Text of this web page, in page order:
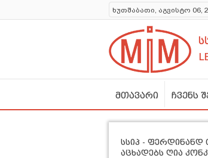
ხუთშაბათი, აგვისტო 06,
მთავარი ჩვენს
სსიპ - ფერდინანდ
აცხადებს ღია